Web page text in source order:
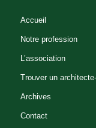
Accueil
Notre profession
L’association
Trouver un
Archives
Contact